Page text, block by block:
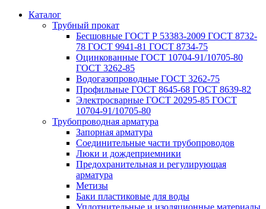
Каталог
Трубный прокат
Беcшовные ГОСТ Р 53383-2009 ГОСТ 8732-
78 ГОСТ 9941-81 ГОСТ 8734-75
Оцинкованные ГОСТ 10704-91/10705-80
ГОСТ 3262-85
Водогазопроводные ГОСТ 3262-75
Профильные ГОСТ 8645-68 ГОСТ 8639-82
Электросварные ГОСТ 20295-85 ГОСТ
10704-91/10705-80
Трубопроводная арматура
Запорная арматура
Соединительные части трубопроводов
Люки и дождеприемники
Предохранительная и регулирующая
арматура
Метизы
Баки пластиковые для воды
Уплотнительные и изоляционные материалы